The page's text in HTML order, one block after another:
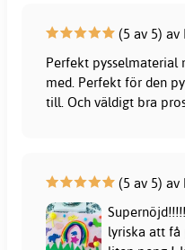
(5 av 5) av
Perfekt pysselmaterial
med. Perfekt för den
till. Och väldigt bra
(5 av 5)
lyriska att få